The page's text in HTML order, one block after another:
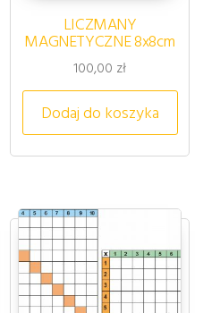
75,00 zł.
wynosi: 70,00 zł.
LICZMANY
MAGNETYCZNE 8x8cm
100,00 zł
Dodaj do koszyka